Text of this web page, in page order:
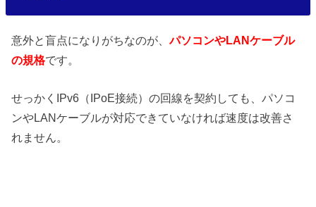
意外と盲点になりがちなのが、パソコンやLANケーブル
の規格です。
せっかくIPv6（IPoE接続）の回線を契約しても、パソコ
ンやLANケーブルが対応できていなければ速度は改善さ
れません。